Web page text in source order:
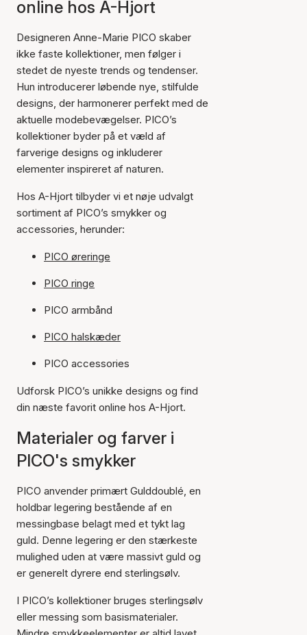
online hos A-Hjort
Designeren Anne-Marie PICO skaber
ikke faste kollektioner, men følger i
stedet de nyeste trends og tendenser.
Hun introducerer løbende nye, stilfulde
designs, der harmonerer perfekt med de
aktuelle modebevægelser. PICO’s
kollektioner byder på et væld af
farverige designs og inkluderer
elementer inspireret af naturen.
Hos A-Hjort tilbyder vi et nøje udvalgt
sortiment af PICO’s smykker og
accessories, herunder:
PICO øreringe
PICO ringe
PICO armbånd
PICO halskæder
PICO accessories
Udforsk PICO’s unikke designs og find
din næste favorit online hos A-Hjort.
Materialer og farver i
PICO's smykker
PICO anvender primært Gulddoublé, en
holdbar legering bestående af en
messingbase belagt med et tykt lag
guld. Denne legering er den stærkeste
mulighed uden at være massivt guld og
er generelt dyrere end sterlingsølv.
I PICO’s kollektioner bruges sterlingsølv
eller messing som basismaterialer.